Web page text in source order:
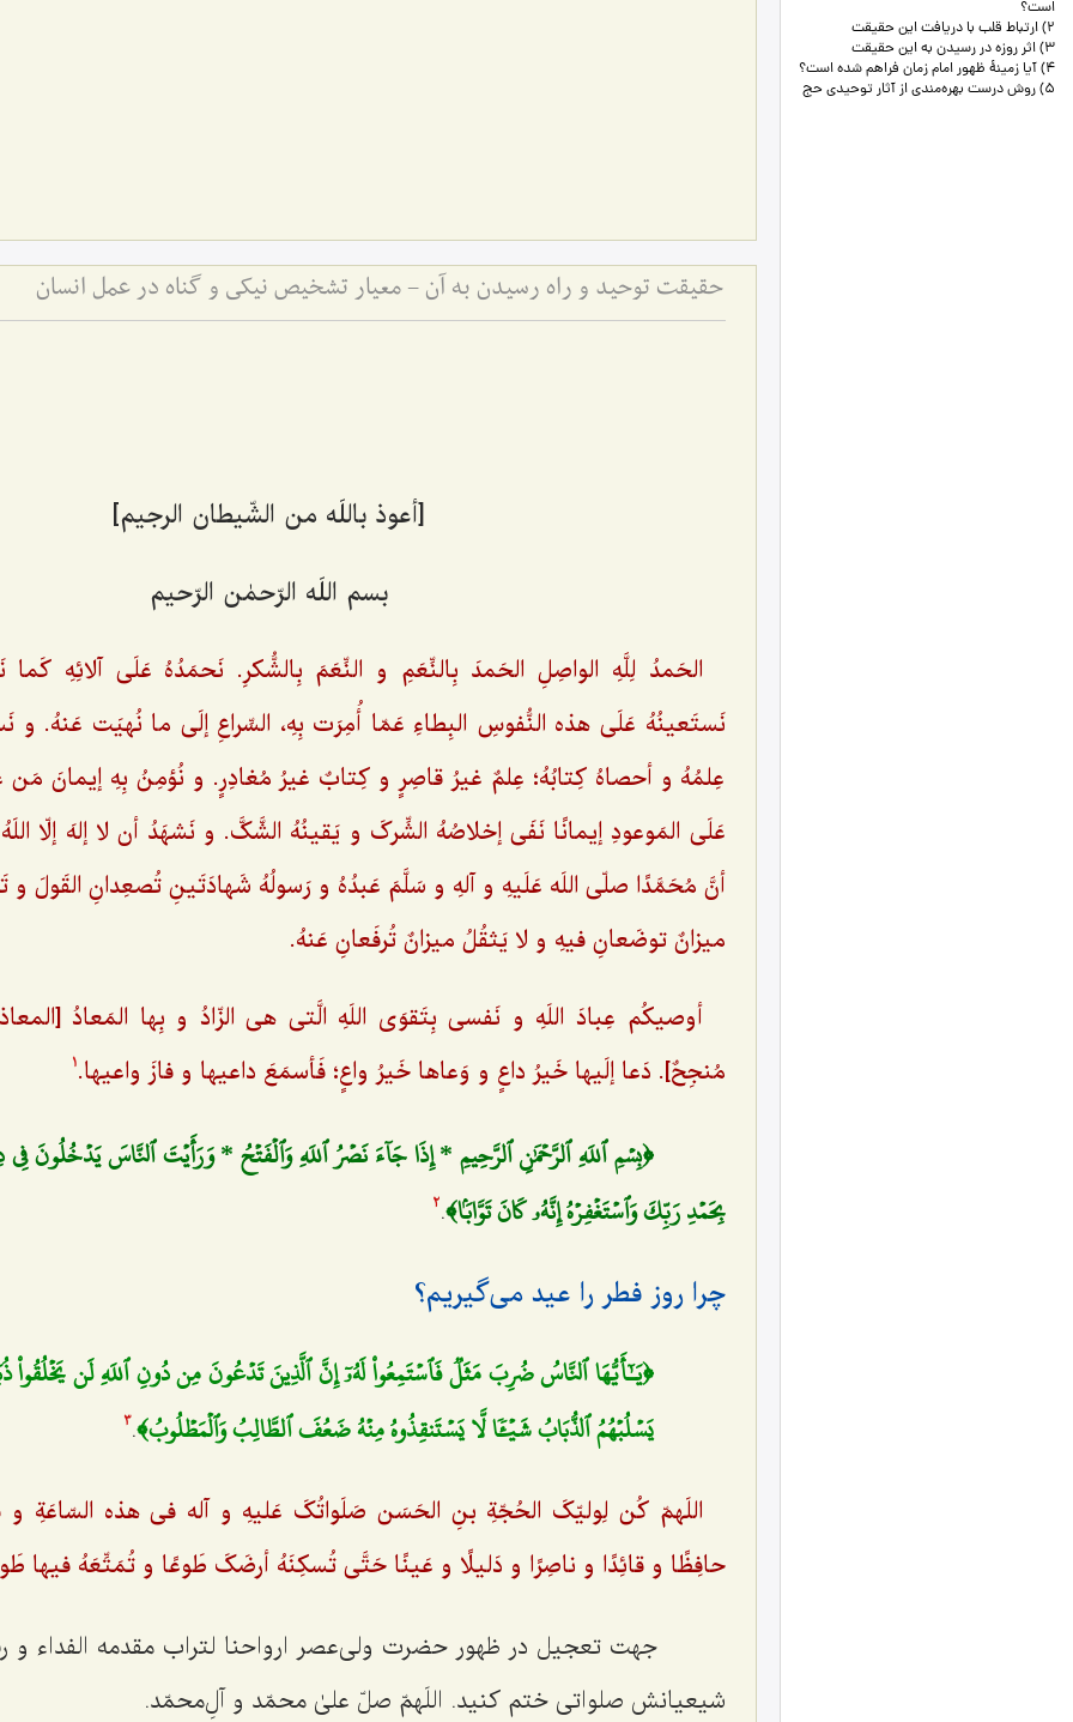
است؟
2) ارتباط قلب با دریافت این حقیقت
3) اثر روزه در رسیدن به این حقیقت
4) آیا زمینۀ ظهور امام زمان فراهم شده است؟
5) روش درست بهره‌مندی از آثار توحیدی حج
حقیقت توحید و راه رسیدن به آن - معیار تشخیص نیکی و گناه در عمل انسان
[أعوذ باللَه من الشّیطان الرجیم]
بسم اللَه الرّحمٰن الرّحیم
الحَمدُ لِلَّهِ الواصِلِ الحَمدَ بِالنِّعَمِ و النِّعَمَ بِالشُّکرِ. نَحمَدُهُ عَلَی آلائِهِ
نَستَعینُهُ عَلَی هذه النُّفوسِ البِطاءِ عَمّا أُمِرَت بِهِ، السِّراعِ إلَی ما نُهیَت عَنهُ. و
عِلمُهُ و أحصاهُ کِتابُهُ؛ عِلمٌ غیرُ قاصِرٍ و کِتابٌ غیرُ مُغادِرٍ. و نُؤمِنُ بِهِ إیمانَ
عَلَی المَوعودِ إیمانًا نَفَی إخلاصُهُ الشِّرکَ و یَقینُهُ الشَّکَّ. و نَشهَدُ أن لا إلهَ إلّا
أنَّ مُحَمَّدًا صلّی اللَه عَلَیهِ و آلهِ و سَلَّمَ عَبدُهُ و رَسولُهُ شَهادَتَینِ تُصعِدانِ القَولَ و
میزانٌ توضَعانِ فیهِ و لا یَثقُلُ میزانٌ تُرفَعانِ عَنهُ.
أوصیکُم عِبادَ اللَهِ و نَفسی بِتَقوَی اللَهِ الَّتی هی الزّادُ و بِها المَعادُ
مُنجِحٌ]. دَعا إلَیها خَیرُ داعٍ و وَعاها خَیرُ واعٍ؛ فَأسمَعَ داعیها و فازَ واعیها.1
﴿بِسۡمِ ٱللَهِ ٱلرَّحۡمَٰنِ ٱلرَّحِيمِ * إِذَا جَآءَ نَصۡرُ ٱللَهِ وَٱلۡفَتۡحُ * وَرَأَيۡتَ ٱلنَّاسَ يَدۡخُلُونَ
بِحَمۡدِ رَبِّكَ وَٱسۡتَغۡفِرۡهُ إِنَّهُۥ كَانَ تَوَّابَۢا﴾.
2
چرا روز فطر را عید می‌گیریم؟
﴿يَـٰٓأَيُّهَا ٱلنَّاسُ ضُرِبَ مَثَلٞ فَٱسۡتَمِعُواْ لَهُۥٓ إِنَّ ٱلَّذِينَ تَدۡعُونَ مِن دُونِ ٱللَهِ لَن يَخۡلُقُواْ
يَسۡلُبۡهُمُ ٱلذُّبَابُ شَيۡ‍ٔٗا لَّا يَسۡتَنقِذُوهُ مِنۡهُ ضَعُفَ ٱلطَّالِبُ وَٱلۡمَطۡلُوبُ﴾.
3
اللَهمّ کُن لِولیّکَ الحُجّةِ بنِ الحَسَن صَلَواتُکَ عَلیهِ و آله فی هذه السّاعَةِ
حافِظًا و قائِدًا و ناصِرًا و دَلیلًا و عَینًا حَتَّی تُسکِنَهُ أرضَکَ طَوعًا و تُمَتِّعَهُ فیها
جهت تعجیل در ظهور حضرت ولی‌عصر ارواحنا لتراب مقدمه الفداء و
شیعیانش صلواتی ختم کنید. اللَهمّ صلّ علیٰ محمّد و آلِ‌محمّد.